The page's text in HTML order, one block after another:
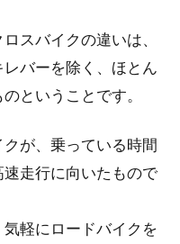
スバイクの違いは、
バーを除く、ほとん
ということです。
が、乗っている時間
走行に向いたもので
軽にロードバイクを